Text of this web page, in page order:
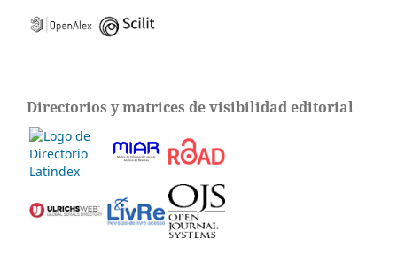
Directorios y matrices de visibilidad editorial